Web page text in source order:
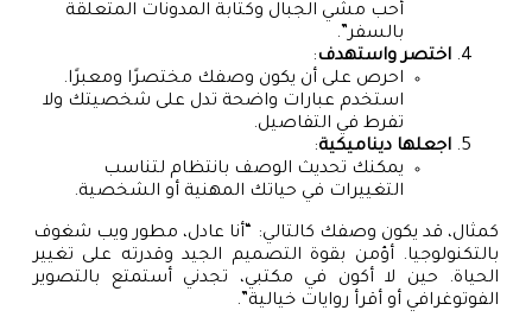
أحب مشي الجبال وكتابة المدونات المتعلقة
بالسفر”.
اختصر واستهدف:
احرص على أن يكون وصفك مختصرًا ومعبرًا.
استخدم عبارات واضحة تدل على شخصيتك ولا
تفرط في التفاصيل.
اجعلها ديناميكية:
يمكنك تحديث الوصف بانتظام لتناسب
التغييرات في حياتك المهنية أو الشخصية.
كمثال، قد يكون وصفك كالتالي: “أنا عادل، مطور ويب شغوف
بالتكنولوجيا. أؤمن بقوة التصميم الجيد وقدرته على تغيير
الحياة. حين لا أكون في مكتبي، تجدني أستمتع بالتصوير
الفوتوغرافي أو أقرأ روايات خيالية”.